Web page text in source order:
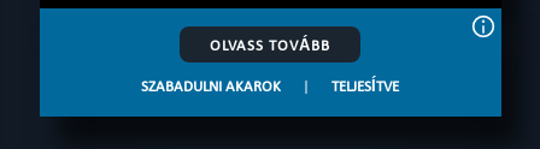
OLVASS TOVÁBB
SZABADULNI AKAROK | TELJESÍTVE